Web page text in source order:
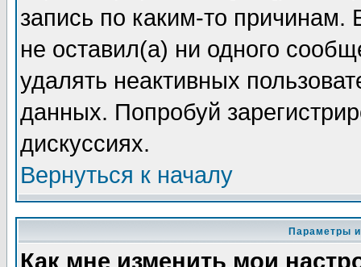
запись по каким-то причинам.
не оставил(а) ни одного
удалять неактивных
данных. Попробуй
дискуссиях.
Вернуться к началу
Параметры
Как мне изменить мои